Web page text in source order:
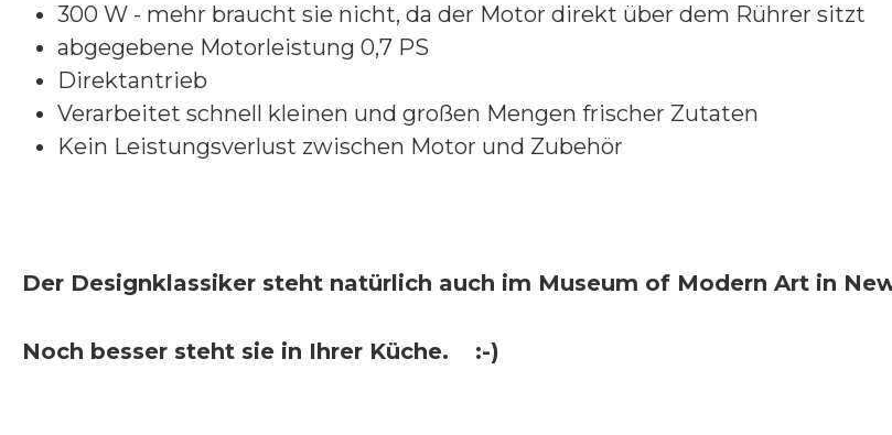
300 W - mehr braucht sie nicht, da der Motor direkt über dem Rührer sitzt
abgegebene Motorleistung 0,7 PS
Direktantrieb
Verarbeitet schnell kleinen und großen Mengen frischer Zutaten
Kein Leistungsverlust zwischen Motor und Zubehör
Der Designklassiker steht natürlich auch im Museum of Modern Art in
Noch besser steht sie in Ihrer Küche. :-)